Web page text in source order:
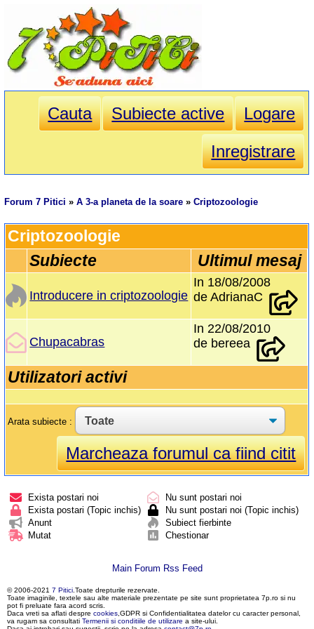
Cauta Subiecte active
Logare
Inregistrare
Forum 7 Pitici »A 3-a planeta de la soare »Criptozoologie
Criptozoologie
Subiecte
Ultimul mesaj
Arata subiecte :
Marcheaza forumul ca fiind citit
Introducere in criptozoologie
In 18/08/2008
de AdrianaC
Chupacabras
In 22/08/2010
de bereea
Utilizatori activi
Exista postari noi
Nu sunt postari noi
Exista postari (Topic inchis)
Nu sunt postari noi (Topic inchis)
Anunt
Subiect fierbinte
Mutat
Chestionar
Main Forum Rss Feed
© 2006-2021 7 Pitici.Toate drepturile rezervate.
Toate imaginile, textele sau alte materiale prezentate pe site sunt proprietatea 7p.ro si nu
pot fi preluate fara acord scris.
Daca vreti sa aflati despre cookies,GDPR si Confidentialitatea datelor cu caracter personal,
va rugam sa consultati Termenii si conditiile de utilizare a site-ului.